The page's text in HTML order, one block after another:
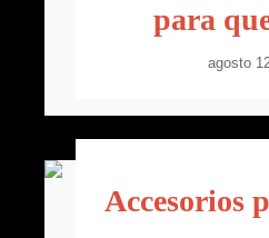
para
agosto
Accesorios